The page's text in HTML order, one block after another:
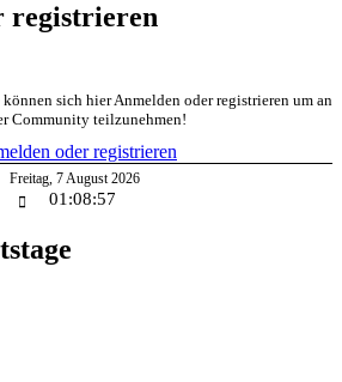
registrieren
sich hier Anmelden oder registrieren um an
Community teilzunehmen!
oder registrieren
Freitag, 7August 2026
01:08:57